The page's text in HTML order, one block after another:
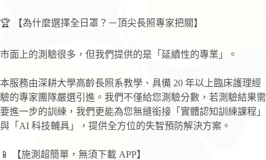
🏆 【為什麼選擇全日罩？－頂尖長照專家把關】
市面上的測驗很多，但我們提供的是「延續性的專業」。
本服務由深耕大學高齡長照系教學、具備 20 年以上臨床護理經
驗的專家團隊嚴選引進。我們不僅給您測驗分數，若測驗結果需
要進一步的訓練，我們更能為您無縫銜接「實體認知訓練課程」
與「AI 科技輔具」，提供全方位的失智預防解決方案。
📱 【施測超簡單，無須下載 APP】